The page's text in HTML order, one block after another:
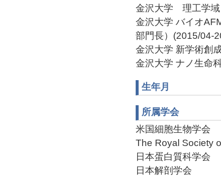
金沢大学 理工学
金沢大学 バイオ
部門長）(2015/04-
金沢大学 新学術創
金沢大学 ナノ生命
生年月
所属学会
米国細胞生物学会
The Royal Society
日本蛋白質科学会
日本解剖学会